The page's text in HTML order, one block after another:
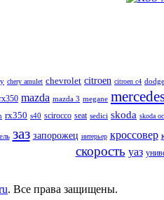
chery amulet chevrolet citroen citroen c4 dodge
mazda mazda 3 megane
rx350 s40 scirocco seat sedici skoda skoda
заз запорожец интерьер кроссовер
скорость уаз
. Все права защищены.